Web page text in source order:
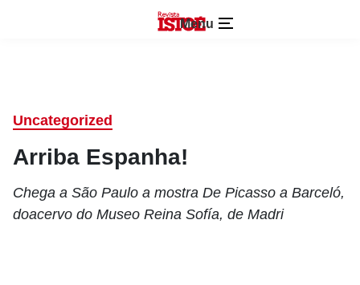
Menu
Uncategorized
Arriba Espanha!
Chega a São Paulo a mostra De Picasso a Barceló,
doacervo do Museo Reina Sofía, de Madri